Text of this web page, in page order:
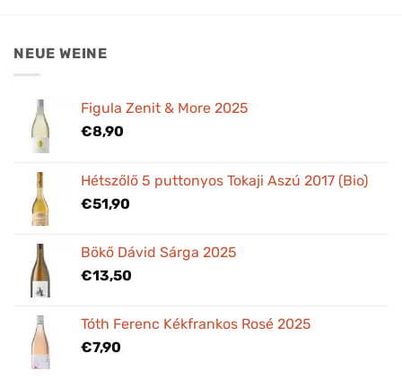
NEUE WEINE
Figula Zenit & More 2025
€8,90
Hétszőlő 5 puttonyos Tokaji Aszú 2017 (Bio)
€51,90
Bökő Dávid Sárga 2025
€13,50
Tóth Ferenc Kékfrankos Rosé 2025
€7,90